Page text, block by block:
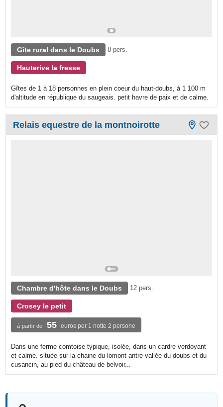
Gîte rural dans le Doubs 8 pers.
Hauterive la fresse
Gîtes de 1 à 18 personnes en plein coeur du haut-doubs, à 1 100 m
d'altitude en république du saugeais. petit havre de paix et de calme.
Relais equestre de la montnoirotte
Chambre d'hôte dans le Doubs 12 pers.
Crosey le petit
à partir de 55 euros per 1 notte 2 persone
Dans une ferme comtoise typique, isolée, dans un cardre verdoyant
et calme. située sur la chaine du lomont antre vallée du doubs et du
cusancin, au pied du château de belvoir...